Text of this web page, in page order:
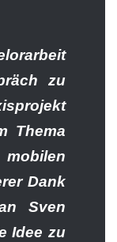
zu
Thema
Dank
Sven
Idee zu